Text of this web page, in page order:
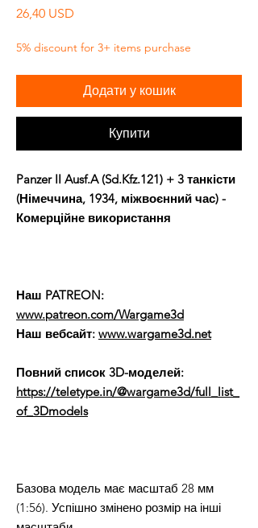
26,40 USD
5% discount for 3+ items purchase
Додати у кошик
Купити
Panzer II Ausf.A (Sd.Kfz.121) + 3 танкісти
(Німеччина, 1934, міжвоєнний час) -
Комерційне використання
Наш PATREON:
www.patreon.com/Wargame3d
Наш вебсайт: www.wargame3d.net
Повний список 3D-моделей:
https://teletype.in/@wargame3d/full_list_
of_3Dmodels
Базова модель має масштаб 28 мм
(1:56). Успішно змінено розмір на інші